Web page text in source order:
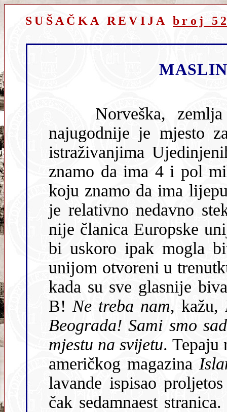
SUŠAČKA REVIJA broj
najugodnĳe je mjesto za život, već petu
istraživanjima Ujedinjenih
znamo da ima 4 i pol
koju znamo da ima lĳepu razvedenu obalu kao i Hrvatska, da
je relativno nedavno stekla neovisnost kao i
nĳe članica Europske unĳe kao što
bi uskoro ipak mogla biti.
unĳom otvoreni u
kada su sve glasnĳe bivale poruke kako nam ne treba četvrti
B! Ne treba nam , kažu,
Beograda! Sami smo
mjestu na svĳetu. Tepaju nam,
američkog magazina
lavande ispisao
čak sedamnaest